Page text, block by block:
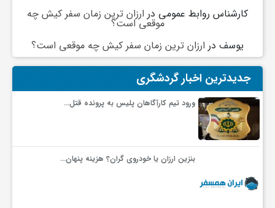
کارشناس روابط عمومی در ارزان ترین زمان سفر کیش چه
موقعی است؟
یوسف در ارزان ترین زمان سفر کیش چه موقعی است؟
جدیدترین اخبار گردشگری
ورود تیم کارآگاهان پلیس به پرونده قتل…
بنزین ارزان یا خودروی گران؟ هزینه پنهان…